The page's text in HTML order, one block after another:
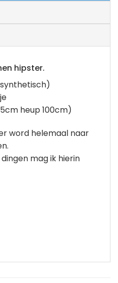
hipster.
heup 100cm)
word helemaal naar
mag ik hierin